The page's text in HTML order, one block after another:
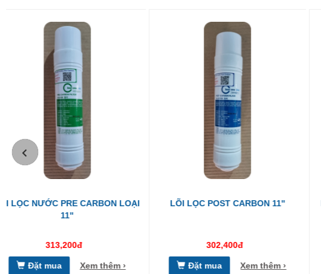
LÕI LỌC POST CARBON 11''
302,400đ
Đặt mua Xem thêm ›
LÕI LỌC NƯỚC UF MEMBARANE
702,000đ
Đặt mua Xem thêm ›